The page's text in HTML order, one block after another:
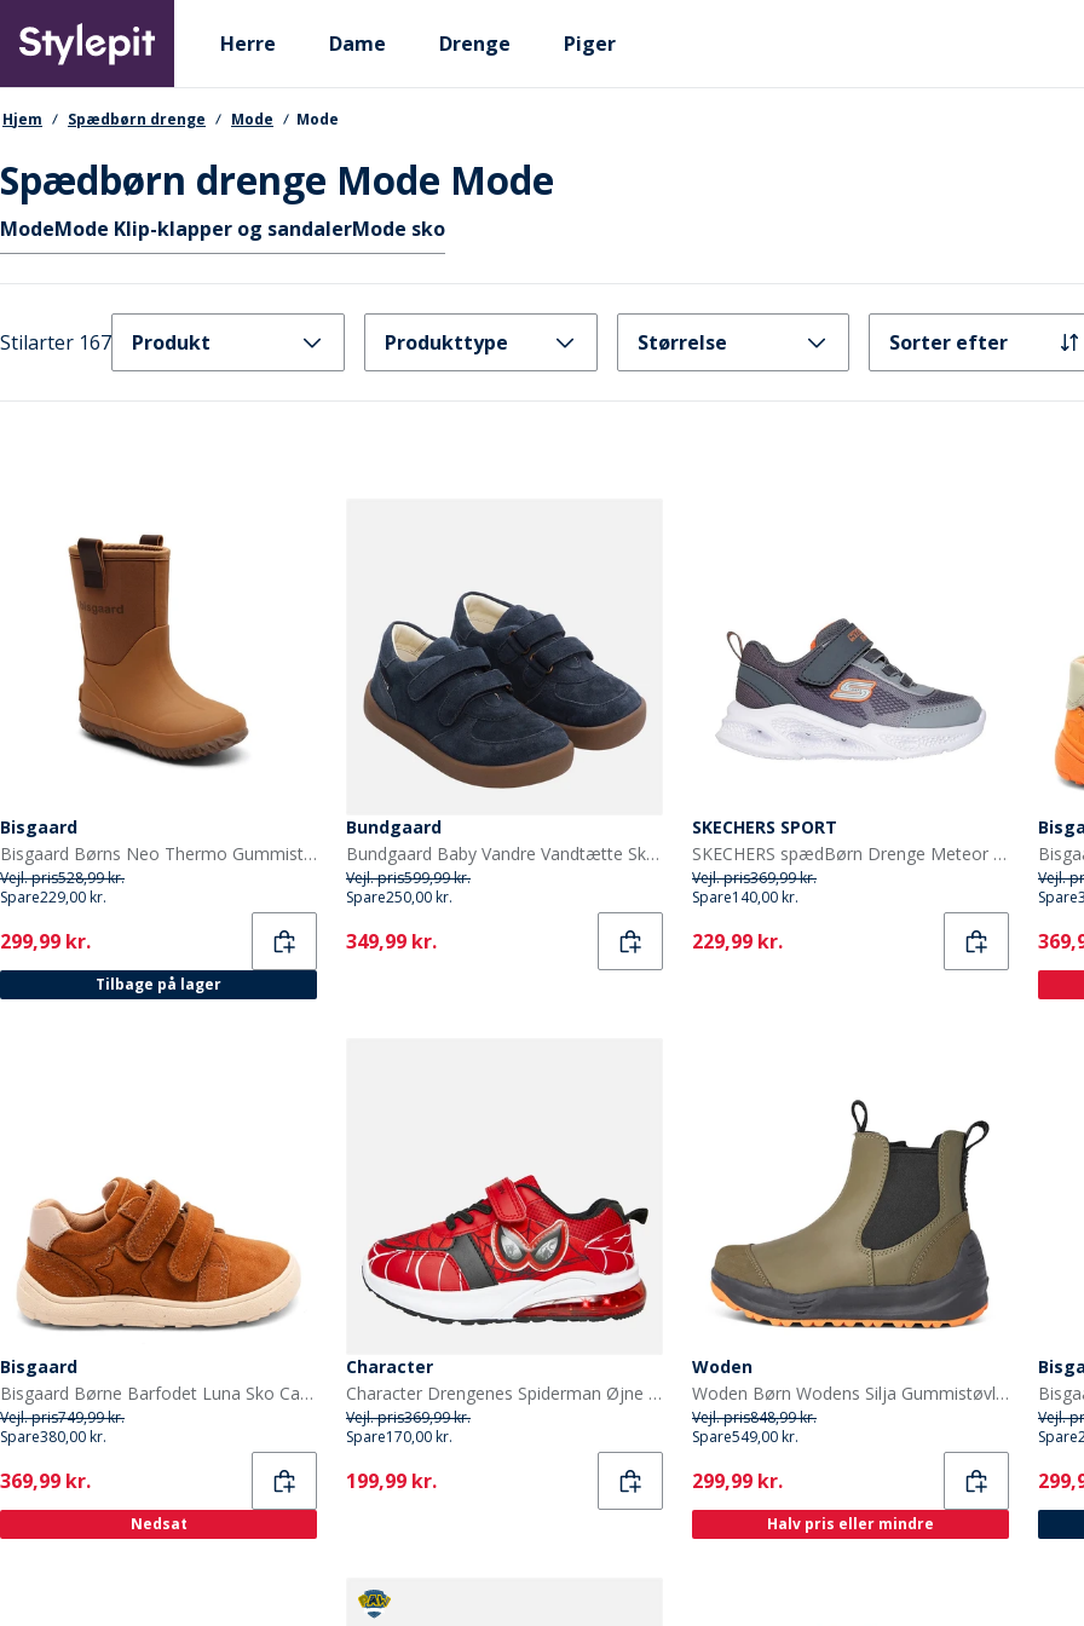
main
content
Primary departments
Herre Dame Drenge Piger
navigationssti
Hjem Spædbørn drenge Mode Mode
Spædbørn drenge Mode Mode
Hurtige links
ModeMode Klip-klapper og sandalerMode sko
Stilarter 167 Produkt Produkttype Størrelse Sorter efter
Bisgaard
Bisgaard Børns Neo Thermo Gummistøvler Kamel
Vejl. pris528,99 kr.
Spare229,00 kr.
Current
299,99 kr.
Tilbage på lager
Bundgaard
Bundgaard Baby Vandre Vandtætte Sko Navy
Vejl. pris599,99 kr.
Spare250,00 kr.
Current
349,99 kr.
SKECHERS SPORT
SKECHERS spædBørn Drenge Meteor - Lights Krendox Sneakers Grå
Vejl. pris369,99 kr.
Spare140,00 kr.
Current
229,99 kr.
Vejl.
Spare
Bisgaard
Bisgaard Børne Barfodet Luna Sko Cacao
Vejl. pris749,99 kr.
Spare380,00 kr.
Current
369,99 kr.
Nedsat
Character
Character Drengenes Spiderman Øjne Lys Op Træningssko Røde
Vejl. pris369,99 kr.
Spare170,00 kr.
Current
199,99 kr.
Woden
Woden Børn Wodens Silja Gummistøvler 295 Dark Olive
Vejl. pris848,99 kr.
Spare549,00 kr.
Current
299,99 kr.
Halv pris eller mindre
Vejl.
Spare